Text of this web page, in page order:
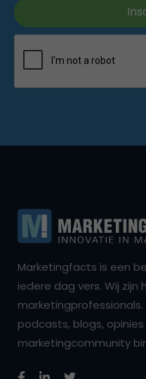
Marketingfacts is een
iedere dag vers. Wij
marketingprofessionals.
podcasts, blogs,
marketingcommunity